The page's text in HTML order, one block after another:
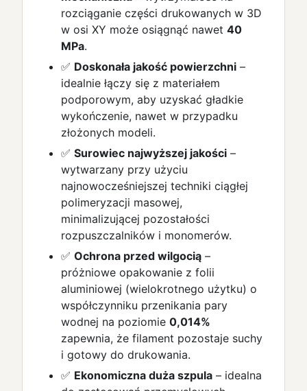
rozciąganie części drukowanych w 3D
w osi XY może osiągnąć nawet 40
MPa.
✅ Doskonała jakość powierzchni –
idealnie łączy się z materiałem
podporowym, aby uzyskać gładkie
wykończenie, nawet w przypadku
złożonych modeli.
✅ Surowiec najwyższej jakości –
wytwarzany przy użyciu
najnowocześniejszej techniki ciągłej
polimeryzacji masowej,
minimalizującej pozostałości
rozpuszczalników i monomerów.
✅ Ochrona przed wilgocią –
próżniowe opakowanie z folii
aluminiowej (wielokrotnego użytku) o
współczynniku przenikania pary
wodnej na poziomie 0,014%
zapewnia, że filament pozostaje suchy
i gotowy do drukowania.
✅ Ekonomiczna duża szpula – idealna